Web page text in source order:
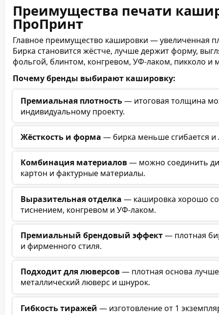
Преимущества печати
ПроПринт
Главное преимущество кашировки — увеличенная
Бирка становится жёстче, лучше держит форму,
фольгой, блинтом, конгревом, УФ-лаком, пикколо и
Почему бренды выбирают кашировку:
Премиальная плотность— итоговая толщина
индивидуальному проекту.
Жёсткость и форма — бирка меньше сгибается и
Комбинация материалов— можно соединить
картон и фактурные материалы.
Выразительная отделка — кашировка хорошо
тиснением, конгревом и УФ-лаком.
Премиальный брендовый эффект— плотная
и фирменного стиля.
Подходит для люверсов— плотная основа
металлический люверс и шнурок.
Гибкость тиражей — изготовление от 1